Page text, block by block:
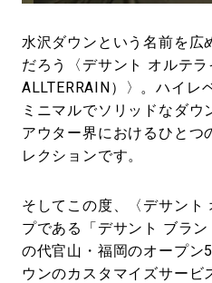
水沢ダウンという名前を広
だろう〈デサント オルテラ
ALLTERRAIN）〉。ハイレ
ミニマルでソリッドなダウ
アウター界におけるひとつ
レクションです。
そしてこの度、〈デサント
プである「デサント ブラン
の代官山・福岡のオープン
ウンのカスタマイズサービ